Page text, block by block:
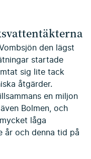
den lägst
startade
sig lite tack
åtgärder.
en miljon
Bolmen, och
låga
år och denna tid på